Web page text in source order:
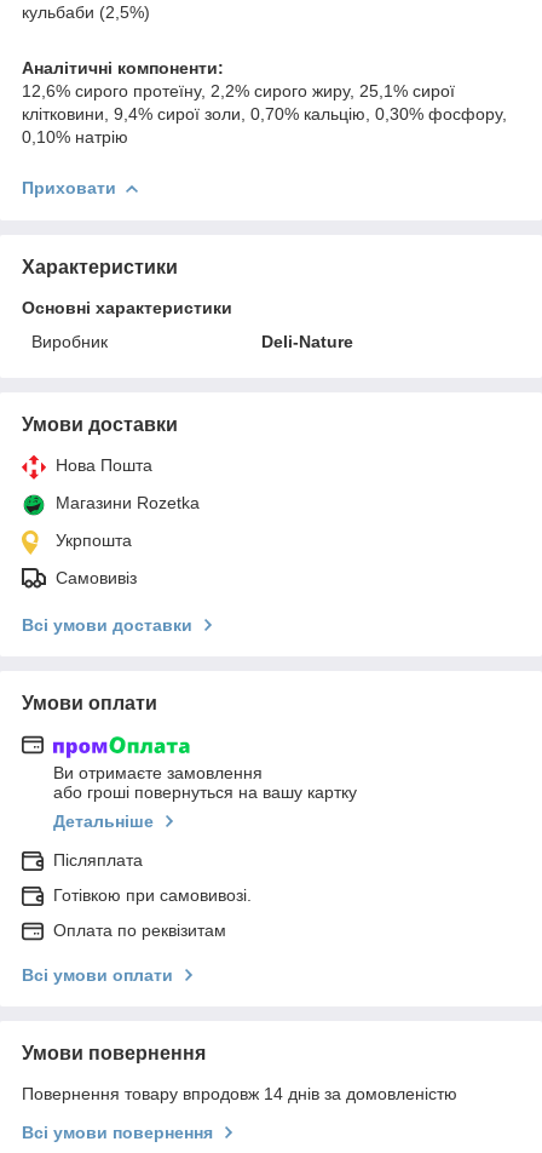
кульбаби (2,5%)
Аналітичні компоненти:
12,6% сирого протеїну, 2,2% сирого жиру, 25,1% сирої
клітковини, 9,4% сирої золи, 0,70% кальцію, 0,30% фосфору,
0,10% натрію
Приховати
Характеристики
Основні характеристики
Виробник
Deli-Nature
Умови доставки
Нова Пошта
Магазини Rozetka
Укрпошта
Самовивіз
Всі умови доставки
Умови оплати
Ви отримаєте замовлення
або гроші повернуться на вашу картку
Детальніше
Післяплата
Готівкою при самовивозі.
Оплата по реквізитам
Всі умови оплати
Умови повернення
Повернення товару впродовж 14 днів за домовленістю
Всі умови повернення